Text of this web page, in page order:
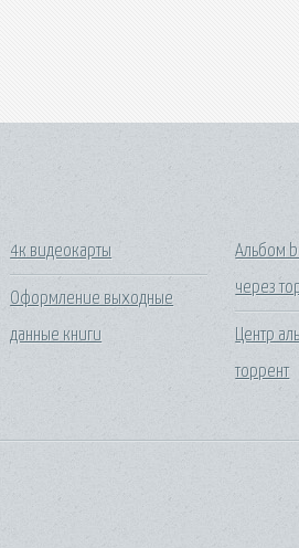
4к видеокарты
Оформление выходные
данные книги
Альбом
через
Центр
торрент